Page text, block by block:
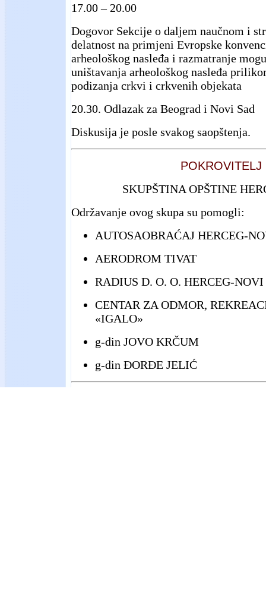
17.00 – 20.00
Dogovor Sekcije o daljem naučnom i
delatnost na primjeni Evropske
arheološkog nasleđa i razmatranje
uništavanja arheološkog nasleđa
podizanja crkvi i crkvenih objekata
20.30. Odlazak za Beograd i Novi Sad
Diskusija je posle svakog saopštenja.
POKROVITELJ
SKUPŠTINA OPŠTINE
Održavanje ovog skupa su pomogli:
AUTOSAOBRAĆAJ HERCEG-
AERODROM TIVAT
RADIUS D. O. O. HERCEG-NOVI
CENTAR ZA ODMOR,
«IGALO»
g-din JOVO KRČUM
g-din ĐORĐE JELIĆ